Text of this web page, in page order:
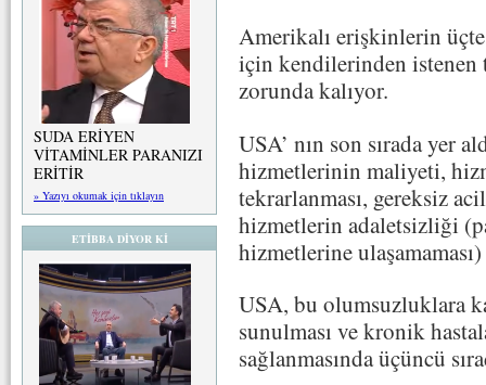
SUDA ERİYEN
VİTAMİNLER PARANIZI
ERİTİR
» Yazıyı okumak için tıklayın
ETİBBA DİYOR Kİ
Amerikalı erişkinlerin
için kendilerinden istenen
zorunda kalıyor.
USA’ nın son sırada yer
hizmetlerinin maliyeti,
tekrarlanması, gereksiz
hizmetlerin adaletsizliği
hizmetlerine
USA, bu olumsuzluklara
sunulması ve kronik
sağlanmasında üçüncü